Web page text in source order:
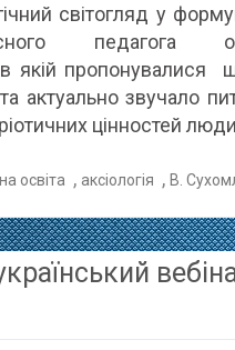
світогляд у
педагога
якій пропонувалися
актуально звучало
цінностей
освіта , аксіологія , В.